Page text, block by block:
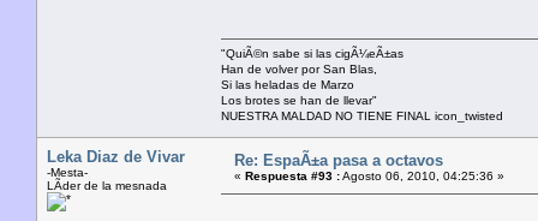
"QuiÃ©n sabe si las cigÃ¼eÃ±as
Han de volver por San Blas,
Si las heladas de Marzo
Los brotes se han de llevar"
NUESTRA MALDAD NO TIENE FINAL icon_twisted
Leka Diaz de Vivar
-Mesta-
LÃ­der de la mesnada
Re: EspaÃ±a pasa a octavos
« Respuesta #93 :Agosto 06, 2010, 04:25:36 »